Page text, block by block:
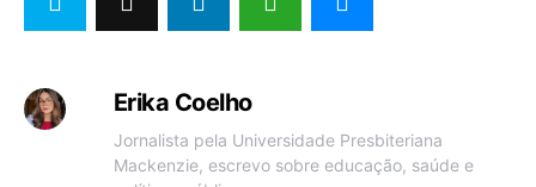
Erika Coelho
Jornalista pela Universidade Presbiteriana
Mackenzie, escrevo sobre educação, saúde e